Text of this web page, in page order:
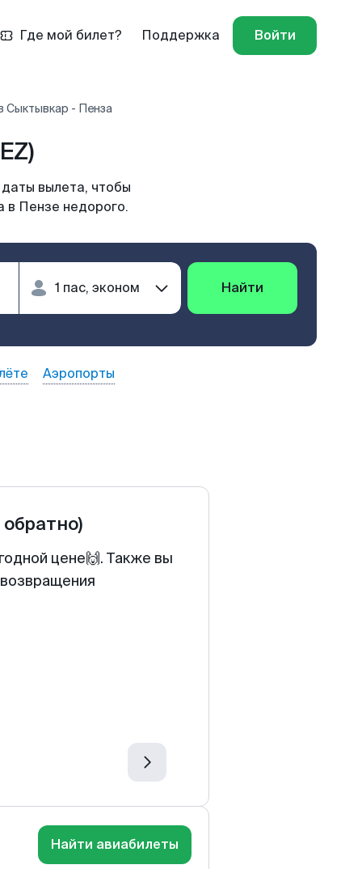
Где мой билет? Поддержка Войти
Сыктывкар - Пенза
вылета, чтобы
в Пензе недорого.
Найти
Аэропорты
цене🙌. Также вы
Найти авиабилеты